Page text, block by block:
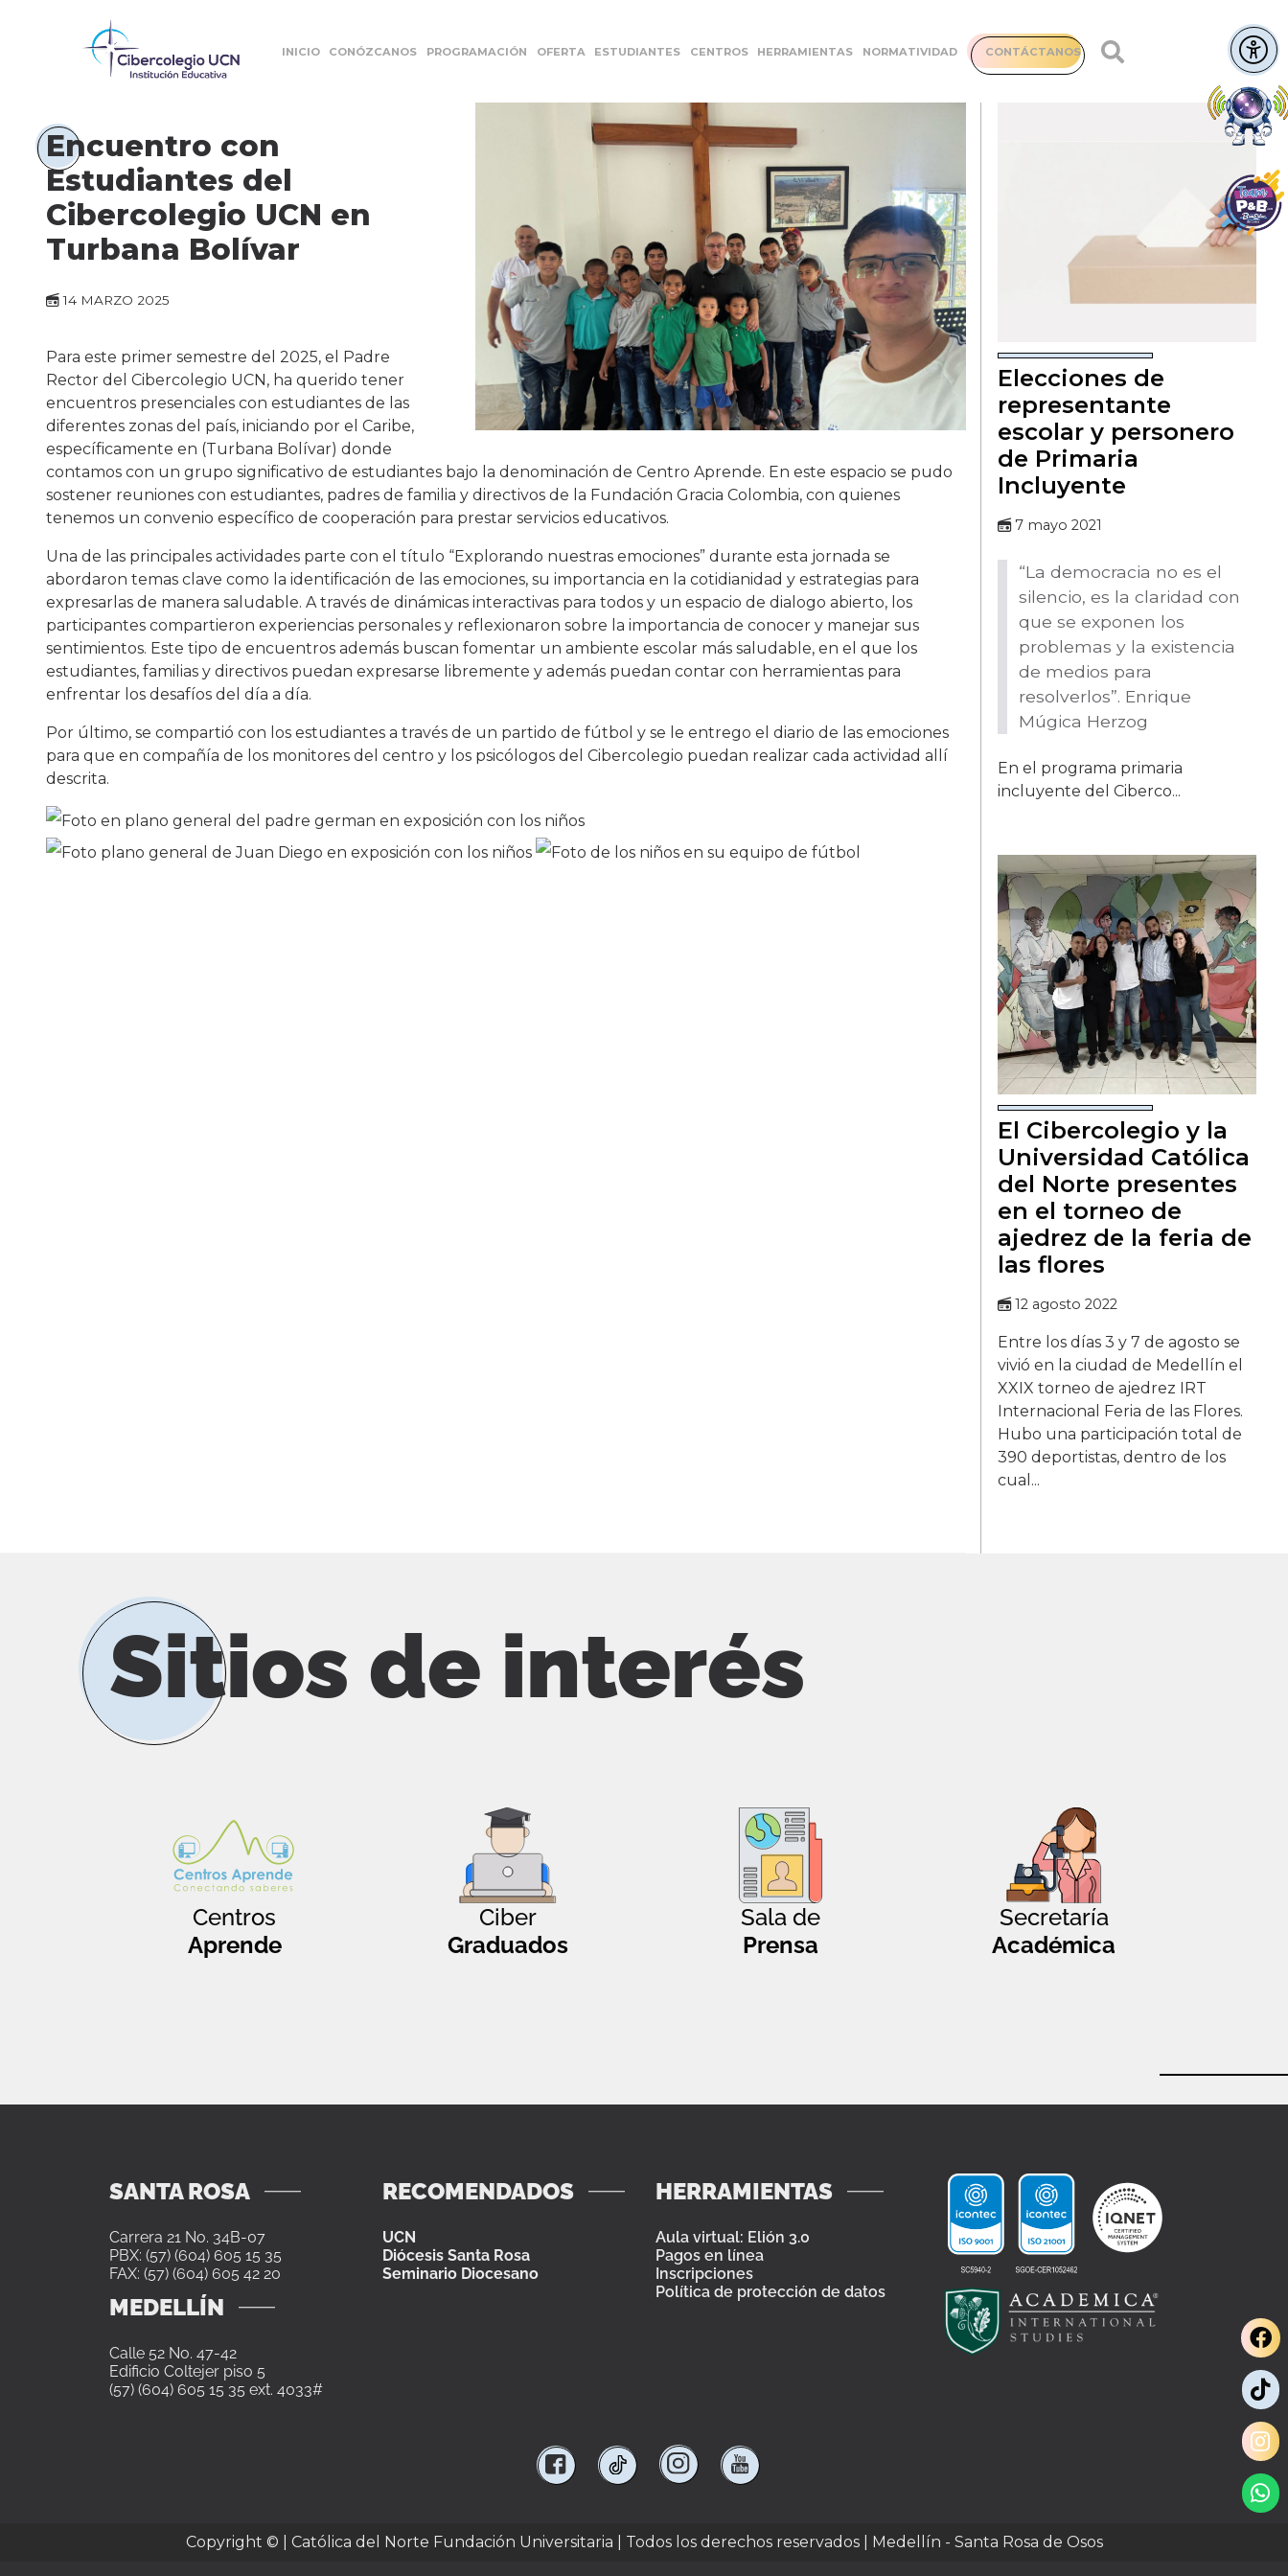
INICIO CONÓZCANOS PROGRAMACIÓN OFERTA ESTUDIANTES CENTROS HERRAMIENTAS NORMATIVIDAD CONTÁCTANOS
Encuentro con
Estudiantes del
Cibercolegio UCN en
Turbana Bolívar
14 MARZO 2025
Para este primer semestre del 2025, el Padre
Rector del Cibercolegio UCN, ha querido tener
encuentros presenciales con estudiantes de las
diferentes zonas del país, iniciando por el Caribe,
específicamente en (Turbana Bolívar) donde
contamos con un grupo significativo de estudiantes bajo la denominación de Centro Aprende. En este espacio se pudo
sostener reuniones con estudiantes, padres de familia y directivos de la Fundación Gracia Colombia, con quienes
tenemos un convenio específico de cooperación para prestar servicios educativos.
Una de las principales actividades parte con el título “Explorando nuestras emociones” durante esta jornada se
abordaron temas clave como la identificación de las emociones, su importancia en la cotidianidad y estrategias para
expresarlas de manera saludable. A través de dinámicas interactivas para todos y un espacio de dialogo abierto, los
participantes compartieron experiencias personales y reflexionaron sobre la importancia de conocer y manejar sus
sentimientos. Este tipo de encuentros además buscan fomentar un ambiente escolar más saludable, en el que los
estudiantes, familias y directivos puedan expresarse libremente y además puedan contar con herramientas para
enfrentar los desafíos del día a día.
Por último, se compartió con los estudiantes a través de un partido de fútbol y se le entrego el diario de las emociones
para que en compañía de los monitores del centro y los psicólogos del Cibercolegio puedan realizar cada actividad allí
descrita.
Elecciones de
representante
escolar y personero
de Primaria
Incluyente
7 mayo 2021
“La democracia no es el
silencio, es la claridad con
que se exponen los
problemas y la existencia
de medios para
resolverlos”. Enrique
Múgica Herzog
En el programa primaria
incluyente del Ciberco...
El Cibercolegio y la
Universidad Católica
del Norte presentes
en el torneo de
ajedrez de la feria de
las flores
12 agosto 2022
Entre los días 3 y 7 de agosto se
vivió en la ciudad de Medellín el
XXIX torneo de ajedrez IRT
Internacional Feria de las Flores.
Hubo una participación total de
390 deportistas, dentro de los
cual...
Sitios de interés
Centros
Aprende
Ciber
Graduados
Sala de
Prensa
Secretaría
Académica
SANTA ROSA
Carrera 21 No. 34B-07
PBX: (57) (604) 605 15 35
FAX: (57) (604) 605 42 20
MEDELLÍN
Calle 52 No. 47-42
Edificio Coltejer piso 5
(57) (604) 605 15 35 ext. 4033#
RECOMENDADOS
UCN
Diócesis Santa Rosa
Seminario Diocesano
HERRAMIENTAS
Aula virtual: Elión 3.0
Pagos en línea
Inscripciones
Política de protección de datos
Copyright © | Católica del Norte Fundación Universitaria | Todos los derechos reservados | Medellín - Santa Rosa de Osos